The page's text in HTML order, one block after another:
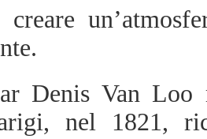
Denis Van
nel 1821,